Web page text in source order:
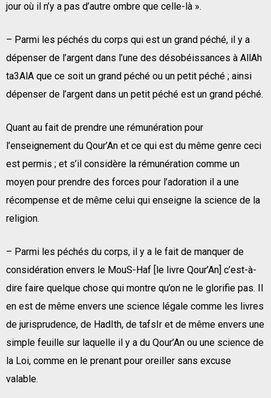
jour où il n’y a pas d’autre ombre que celle-là ».
– Parmi les péchés du corps qui est un grand péché, il y a
dépenser de l’argent dans l’une des désobéissances à AllAh
ta3AlA que ce soit un grand péché ou un petit péché ; ainsi
dépenser de l’argent dans un petit péché est un grand péché.
Quant au fait de prendre une rémunération pour
l’enseignement du Qour’An et ce qui est du même genre ceci
est permis ; et s’il considère la rémunération comme un
moyen pour prendre des forces pour l’adoration il a une
récompense et de même celui qui enseigne la science de la
religion.
– Parmi les péchés du corps, il y a le fait de manquer de
considération envers le MouS-Haf [le livre Qour’An] c’est-à-
dire faire quelque chose qui montre qu’on ne le glorifie pas. Il
en est de même envers une science légale comme les livres
de jurisprudence, de HadIth, de tafsIr et de même envers une
simple feuille sur laquelle il y a du Qour’An ou une science de
la Loi, comme en le prenant pour oreiller sans excuse
valable.